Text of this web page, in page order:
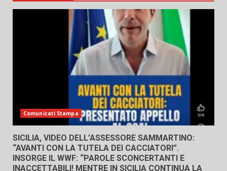
Comunicati Stampa
SICILIA, VIDEO DELL’ASSESSORE SAMMARTINO:
“AVANTI CON LA TUTELA DEI CACCIATORI”.
INSORGE IL WWF: “PAROLE SCONCERTANTI E
INACCETTABILI! MENTRE IN SICILIA CONTINUA LA